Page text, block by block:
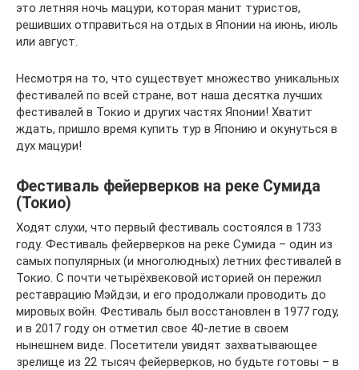
это летняя ночь мацури, которая манит туристов,
решивших отправиться на отдых в Японии на июнь, июль
или август.
Несмотря на то, что существует множество уникальных
фестивалей по всей стране, вот наша десятка лучших
фестивалей в Токио и других частях Японии! Хватит
ждать, пришло время купить тур в Японию и окунуться в
дух мацури!
Фестиваль фейерверков на реке Сумида
(Токио)
Ходят слухи, что первый фестиваль состоялся в 1733
году. Фестиваль фейерверков на реке Сумида – один из
самых популярных (и многолюдных) летних фестивалей в
Токио. С почти четырёхвековой историей он пережил
реставрацию Мэйдзи, и его продолжали проводить до
мировых войн. Фестиваль был восстановлен в 1977 году,
и в 2017 году он отметил свое 40-летие в своем
нынешнем виде. Посетители увидят захватывающее
зрелище из 22 тысяч фейерверков, но будьте готовы – в